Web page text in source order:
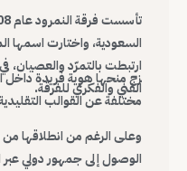
السعودية، واختارت
ارتبطت بالتمرّد
الفني والفكري للفرقة.
زج منحها هوية فريدة داخل
مختلفة عن القوالب
وعلى الرغم من انطلاقها
الوصول إلى جمهور دولي عبر